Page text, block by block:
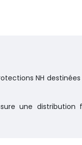
NH
une distribution